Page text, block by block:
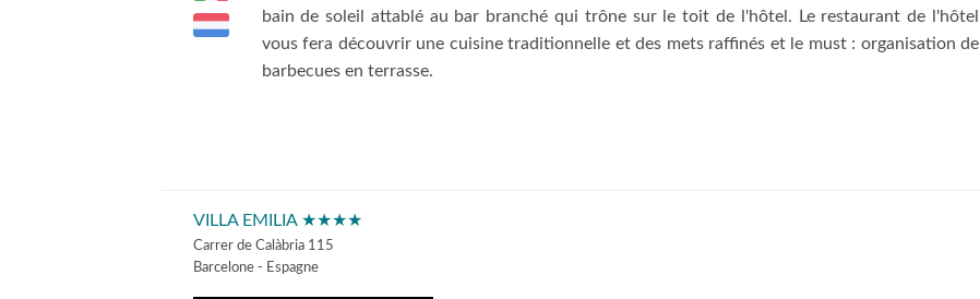
bain de soleil attablé au bar branché qui trône sur le toit de l'hôtel. Le restaurant de l'hôtel
vous fera découvrir une cuisine traditionnelle et des mets raffinés et le must : organisation de
barbecues en terrasse.
VILLA EMILIA ★★★★
Carrer de Calàbria 115
Barcelone - Espagne